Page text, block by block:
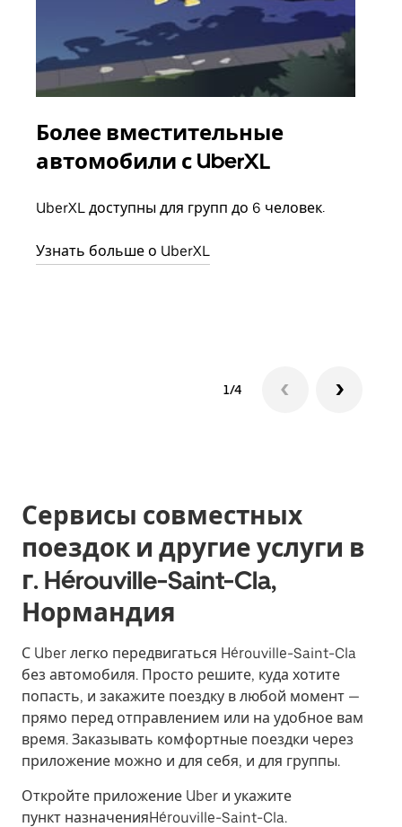
Более вместительные
автомобили с UberXL
UberXL доступны для групп до 6 человек.
Узнать больше о UberXL
1/4
Сервисы совместных
поездок и другие услуги в
г. Hérouville-Saint-Cla,
Нормандия
С Uber легко передвигаться Hérouville-Saint-Cla
без автомобиля. Просто решите, куда хотите
попасть, и закажите поездку в любой момент —
прямо перед отправлением или на удобное вам
время. Заказывать комфортные поездки через
приложение можно и для себя, и для группы.
Откройте приложение Uber и укажите
пункт назначенияHérouville-Saint-Cla.